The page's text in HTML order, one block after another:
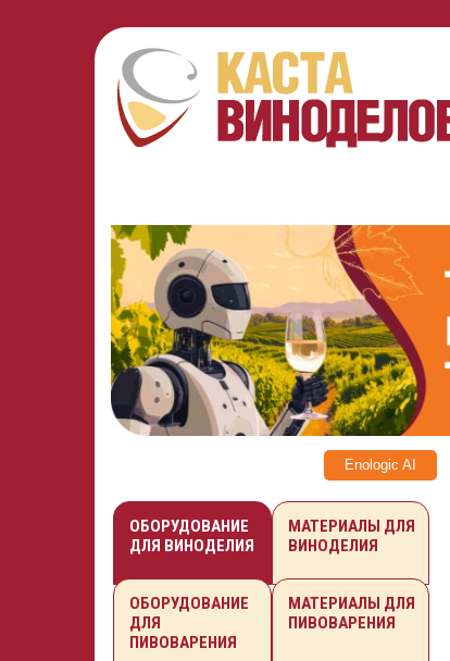
Enologic AI
ОБОРУДОВАНИЕ
ДЛЯ ВИНОДЕЛИЯ
МАТЕРИАЛЫ ДЛЯ
ВИНОДЕЛИЯ
ОБОРУДОВАНИЕ
ДЛЯ
ПИВОВАРЕНИЯ
МАТЕРИАЛЫ ДЛЯ
ПИВОВАРЕНИЯ